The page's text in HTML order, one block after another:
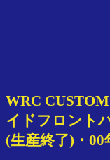
プ
レ
ッ
サ
WRC
イドフロント
(生産終了)・